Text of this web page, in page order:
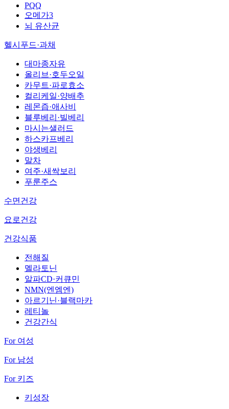
PQQ
오메가3
뇌 유산균
헬시푸드·과채
대마종자유
올리브·호두오일
카무트·파로효소
컬리케일·양배추
레몬즙·애사비
블루베리·빌베리
마시는샐러드
하스카프베리
야생베리
말차
여주·새싹보리
푸룬주스
수면건강
요로건강
건강식품
전해질
멜라토닌
알파CD·커큐민
NMN(엔엠엔)
아르기닌·블랙마카
레티놀
건강간식
For 여성
For 남성
For 키즈
키성장